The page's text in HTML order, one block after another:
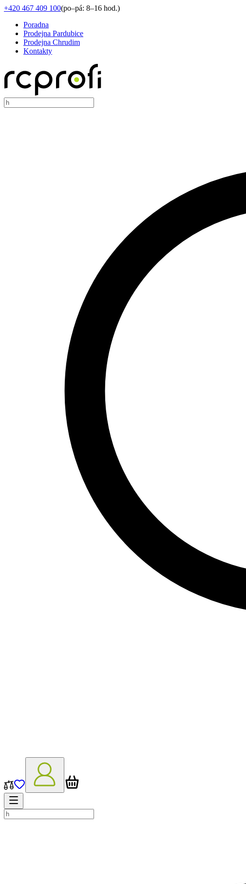
+420 467 409 100(po–pá: 8–16 hod.)
Poradna
Prodejna Pardubice
Prodejna Chrudim
Kontakty